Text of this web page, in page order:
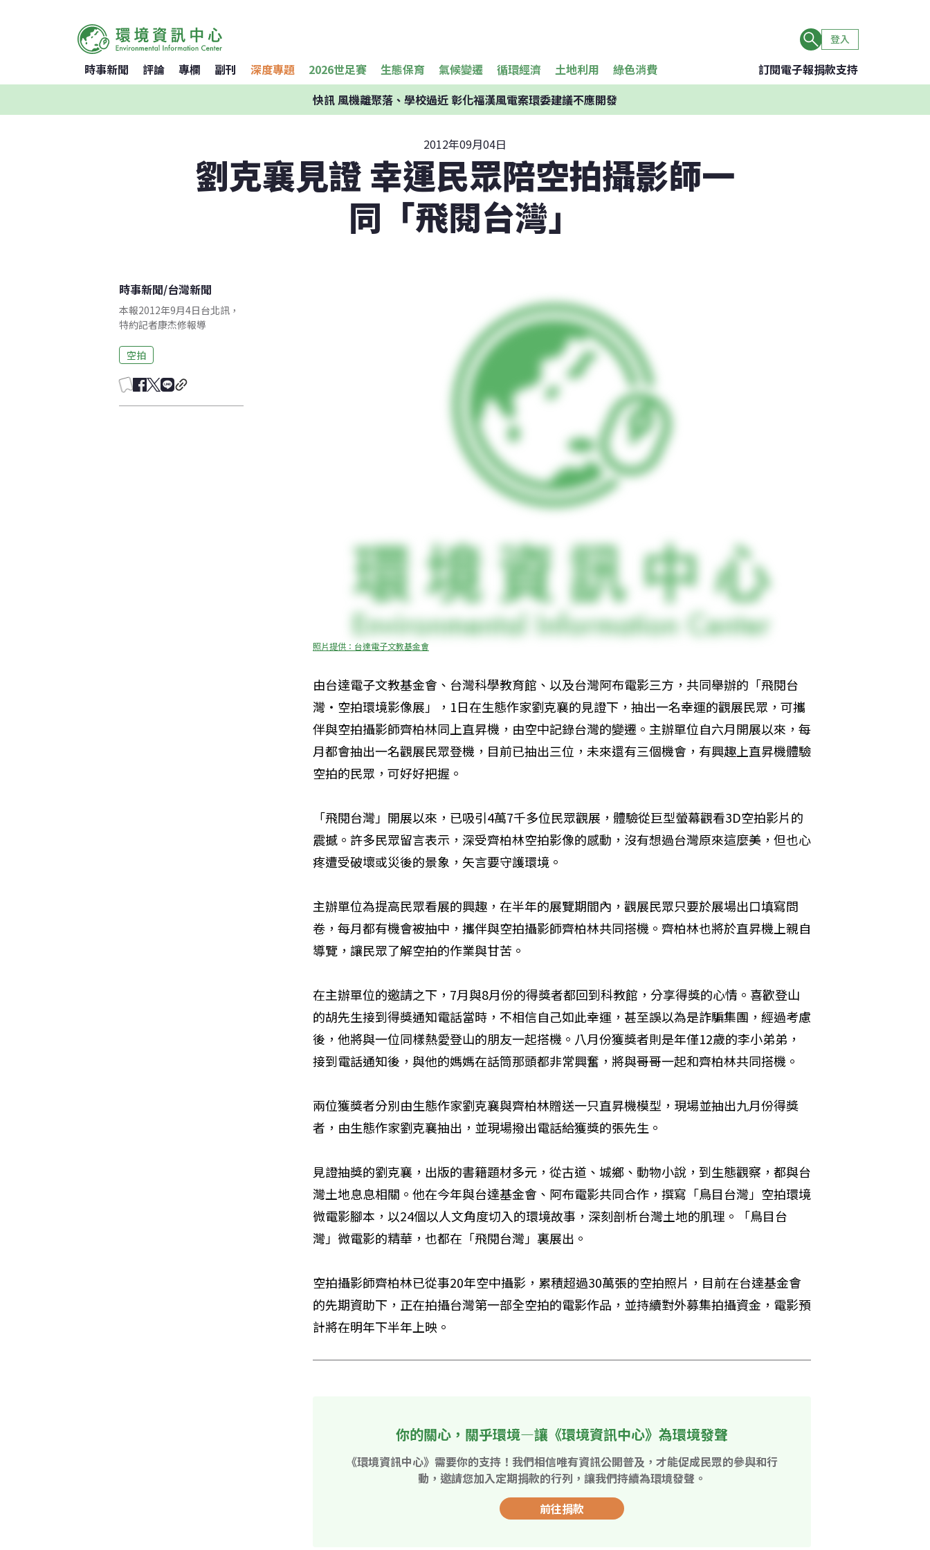
登入
時事新聞 評論 專欄 副刊 深度專題 2026世足賽 生態保育 氣候變遷 循環經濟 土地利用 綠色消費 訂閱電子報捐款支持
快訊風機離聚落、學校過近 彰化福漢風電案環委建議不應開發
2012年09月04日
劉克襄見證 幸運民眾陪空拍攝影師一
同「飛閱台灣」
時事新聞/台灣新聞
本報2012年9月4日台北訊，
特約記者康杰修報導
空拍
照片提供：台達電子文教基金會
由台達電子文教基金會、台灣科學教育館、以及台灣阿布電影三方，共同舉辦的「飛閱台
灣‧空拍環境影像展」，1日在生態作家劉克襄的見證下，抽出一名幸運的觀展民眾，可攜
伴與空拍攝影師齊柏林同上直昇機，由空中記錄台灣的變遷。主辦單位自六月開展以來，每
月都會抽出一名觀展民眾登機，目前已抽出三位，未來還有三個機會，有興趣上直昇機體驗
空拍的民眾，可好好把握。
「飛閱台灣」開展以來，已吸引4萬7千多位民眾觀展，體驗從巨型螢幕觀看3D空拍影片的
震撼。許多民眾留言表示，深受齊柏林空拍影像的感動，沒有想過台灣原來這麼美，但也心
疼遭受破壞或災後的景象，矢言要守護環境。
主辦單位為提高民眾看展的興趣，在半年的展覽期間內，觀展民眾只要於展場出口填寫問
卷，每月都有機會被抽中，攜伴與空拍攝影師齊柏林共同搭機。齊柏林也將於直昇機上親自
導覽，讓民眾了解空拍的作業與甘苦。
在主辦單位的邀請之下，7月與8月份的得獎者都回到科教館，分享得獎的心情。喜歡登山
的胡先生接到得獎通知電話當時，不相信自己如此幸運，甚至誤以為是詐騙集團，經過考慮
後，他將與一位同樣熱愛登山的朋友一起搭機。八月份獲獎者則是年僅12歲的李小弟弟，
接到電話通知後，與他的媽媽在話筒那頭都非常興奮，將與哥哥一起和齊柏林共同搭機。
兩位獲獎者分別由生態作家劉克襄與齊柏林贈送一只直昇機模型，現場並抽出九月份得獎
者，由生態作家劉克襄抽出，並現場撥出電話給獲獎的張先生。
見證抽獎的劉克襄，出版的書籍題材多元，從古道、城鄉、動物小說，到生態觀察，都與台
灣土地息息相關。他在今年與台達基金會、阿布電影共同合作，撰寫「鳥目台灣」空拍環境
微電影腳本，以24個以人文角度切入的環境故事，深刻剖析台灣土地的肌理。「鳥目台
灣」微電影的精華，也都在「飛閱台灣」裏展出。
空拍攝影師齊柏林已從事20年空中攝影，累積超過30萬張的空拍照片，目前在台達基金會
的先期資助下，正在拍攝台灣第一部全空拍的電影作品，並持續對外募集拍攝資金，電影預
計將在明年下半年上映。
你的關心，關乎環境—讓《環境資訊中心》為環境發聲
《環境資訊中心》需要你的支持！我們相信唯有資訊公開普及，才能促成民眾的參與和行
動，邀請您加入定期捐款的行列，讓我們持續為環境發聲。
前往捐款